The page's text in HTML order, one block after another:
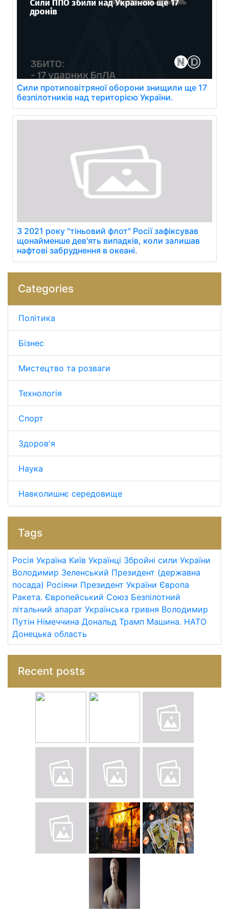
Сили протиповітряної оборони знищили ще 17
безпілотників над територією України.
З 2021 року "тіньовий флот" Росії зафіксував
щонайменше дев'ять випадків, коли залишав
нафтові забруднення в океані.
Categories
Політика
Бізнес
Мистецтво та розваги
Технологія
Спорт
Здоров'я
Наука
Навколишнє середовище
Tags
Росія Україна Київ Українці Збройні сили України
Володимир Зеленський Президент (державна
посада) Росіяни Президент України Європа
Ракета. Європейський Союз Безпілотний
літальний апарат Українська гривня Володимир
Путін Німеччина Дональд Трамп Машина. НАТО
Донецька область
Recent posts